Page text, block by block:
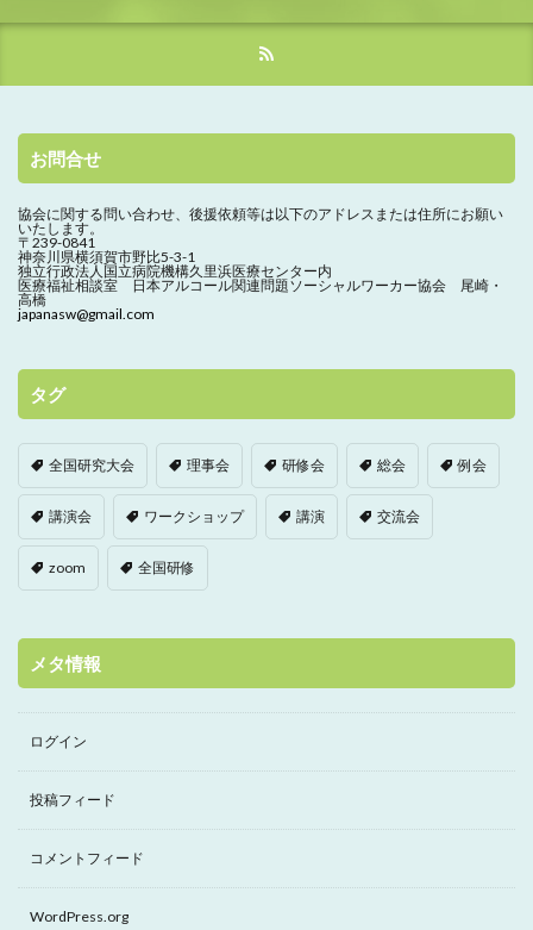
お問合せ
協会に関する問い合わせ、 後援依頼等は以下のアドレスまたは住所にお願い
いたします。
〒239-0841
神奈川県横須賀市野比5-3-1
独立行政法人国立病院機構久里浜医療センター内
医療福祉相談室 日本アルコール関連問題ソーシャルワーカー協会 尾崎・
高橋
japanasw@gmail.com
タグ
全国研究大会 理事会 研修会 総会 例会
講演会 ワークショップ 講演 交流会
zoom 全国研修
メタ情報
ログイン
投稿フィード
コメントフィード
WordPress.org